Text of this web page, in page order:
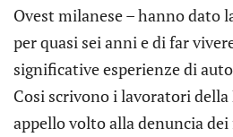
Ovest milanese – hanno dato
per quasi sei anni e di far
significative esperienze di
Cosi scrivono i lavoratori
appello volto alla denuncia